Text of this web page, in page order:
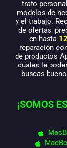
trato
modelos de
y el trabajo.
de ofertas,
en hasta
reparación
de productos
cuales le
buscas
¡SOMOS